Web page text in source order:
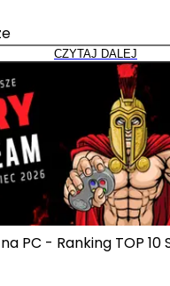
CZYTAJ DALEJ
PC - Ranking TOP